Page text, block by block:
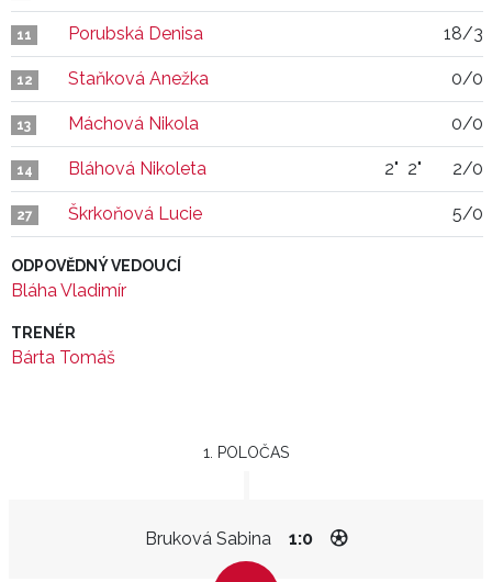
11 Porubská Denisa 18/3
12 Staňková Anežka 0/0
13 Máchová Nikola 0/0
14 Bláhová Nikoleta 2" 2" 2/0
27 Škrkoňová Lucie 5/0
ODPOVĚDNÝ VEDOUCÍ
Bláha Vladimír
TRENÉR
Bárta Tomáš
1. POLOČAS
Bruková Sabina 1:0